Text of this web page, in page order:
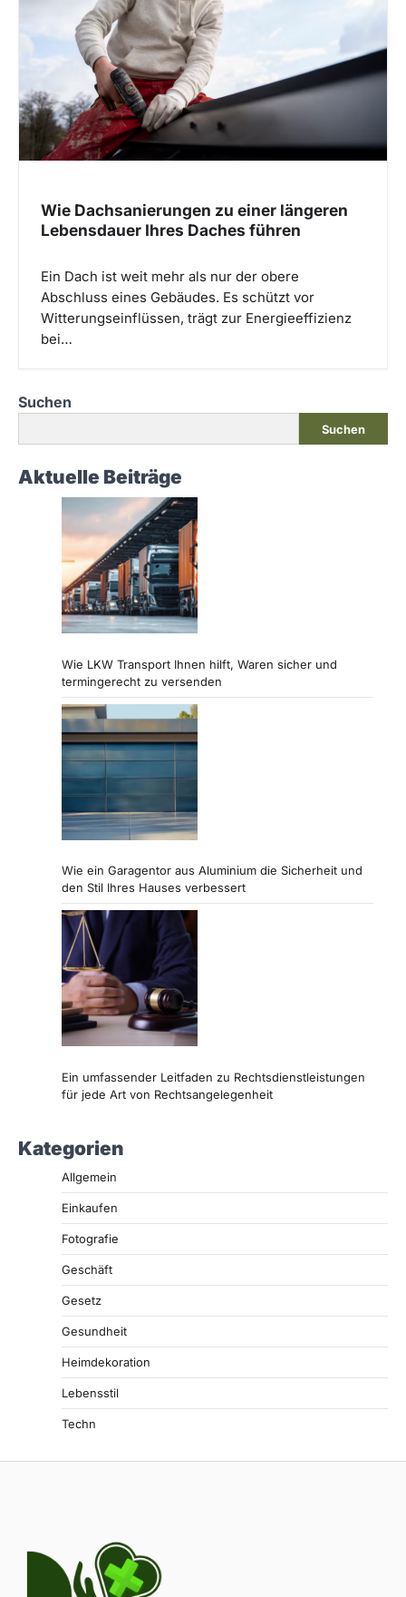
Wie Dachsanierungen zu einer längeren
Lebensdauer Ihres Daches führen
Ein Dach ist weit mehr als nur der obere
Abschluss eines Gebäudes. Es schützt vor
Witterungseinflüssen, trägt zur Energieeffizienz
bei…
Suchen
Suchen
Aktuelle Beiträge
Wie LKW Transport Ihnen hilft, Waren sicher und
termingerecht zu versenden
Wie ein Garagentor aus Aluminium die Sicherheit und
den Stil Ihres Hauses verbessert
Ein umfassender Leitfaden zu Rechtsdienstleistungen
für jede Art von Rechtsangelegenheit
Kategorien
Allgemein
Einkaufen
Fotografie
Geschäft
Gesetz
Gesundheit
Heimdekoration
Lebensstil
Techn